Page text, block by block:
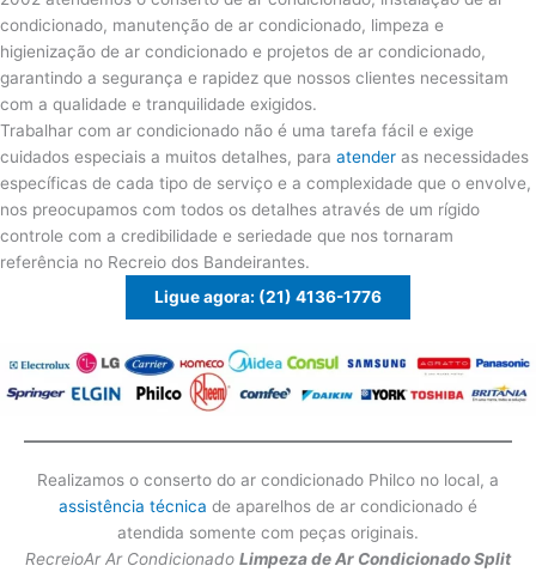
condicionado, manutenção de ar condicionado, limpeza e
higienização de ar condicionado e projetos de ar condicionado,
garantindo a segurança e rapidez que nossos clientes necessitam
com a qualidade e tranquilidade exigidos.
Trabalhar com ar condicionado não é uma tarefa fácil e exige
cuidados especiais a muitos detalhes, para atender as necessidades
específicas de cada tipo de serviço e a complexidade que o envolve,
nos preocupamos com todos os detalhes através de um rígido
controle com a credibilidade e seriedade que nos tornaram
referência no Recreio dos Bandeirantes.
Ligue agora: (21) 4136-1776
Realizamos o conserto do ar condicionado Philco no local, a
assistência técnica de aparelhos de ar condicionado é
atendida somente com peças originais.
RecreioAr Ar Condicionado Limpeza de Ar Condicionado Split